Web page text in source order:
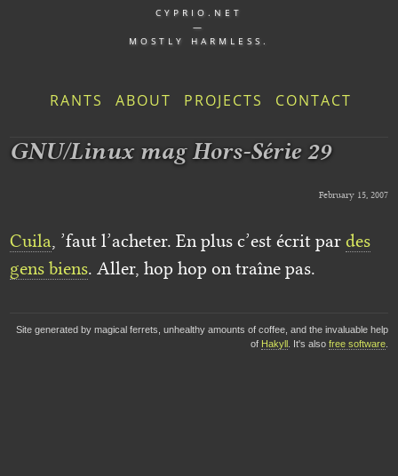
CYPRIO.NET
—
MOSTLY HARMLESS.
RANTS ABOUT PROJECTS CONTACT
GNU/Linux mag Hors-Série 29
February 15, 2007
Cuila, ’faut l’acheter. En plus c’est écrit pardes
gens biens. Aller, hop hop on traîne pas.
Site generated by magical ferrets, unhealthy amounts of coffee, and the invaluable help
of Hakyll. It's also free software.